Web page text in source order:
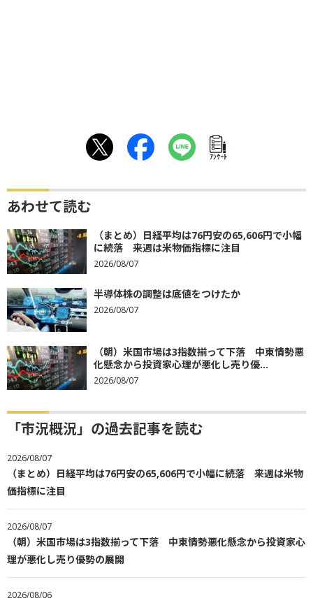
ｱﾝｹｰﾄ
あわせて読む
（まとめ）日経平均は76円安の65,606円で小幅
に続落 来週は米物価指標に注目
2026/08/07
半導体株の調整は底値をつけたか
2026/08/07
（朝）米国市場は3指数揃って下落 中東情勢悪
化懸念から投資家心理が悪化し売り優...
2026/08/07
「市況概況」の過去記事を読む
2026/08/07
（まとめ）日経平均は76円安の65,606円で小幅に続落 来週は米物
価指標に注目
2026/08/07
（朝）米国市場は3指数揃って下落 中東情勢悪化懸念から投資家心
理が悪化し売り優勢の展開
2026/08/06